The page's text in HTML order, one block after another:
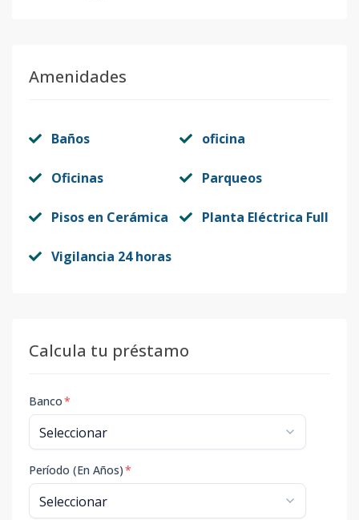
Amenidades
Baños oficina
Oficinas Parqueos
Pisos en Cerámica Planta Eléctrica Full
Vigilancia 24 horas
Calcula tu préstamo
Banco*
Período (En Años)*